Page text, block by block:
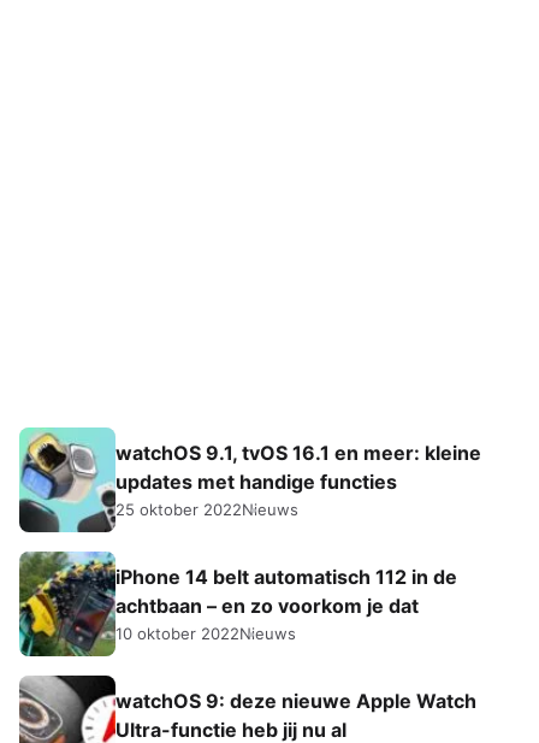
watchOS 9.1, tvOS 16.1 en meer: kleine
updates met handige functies
25 oktober 2022Nieuws
iPhone 14 belt automatisch 112 in de
achtbaan – en zo voorkom je dat
10 oktober 2022Nieuws
watchOS 9: deze nieuwe Apple Watch
Ultra-functie heb jij nu al